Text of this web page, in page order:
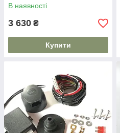
В наявності
3 630 ₴
Купити